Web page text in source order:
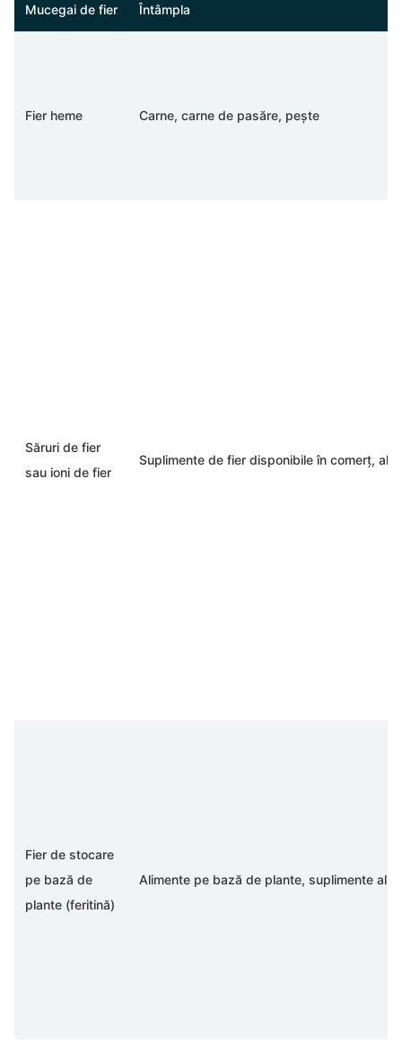
Mucegai de fier Întâmpla
Fier heme Carne, carne de pasăre, pește
Săruri de fier
sau ioni de fier
Suplimente de fier disponibile în comerț,
Fier de stocare
pe bază de
plante (feritină)
Alimente pe bază de plante, suplimente